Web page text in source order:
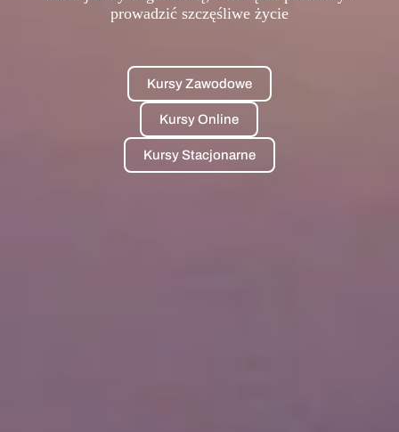
prowadzić szczęśliwe życie
Kursy Zawodowe
Kursy Online
Kursy Stacjonarne